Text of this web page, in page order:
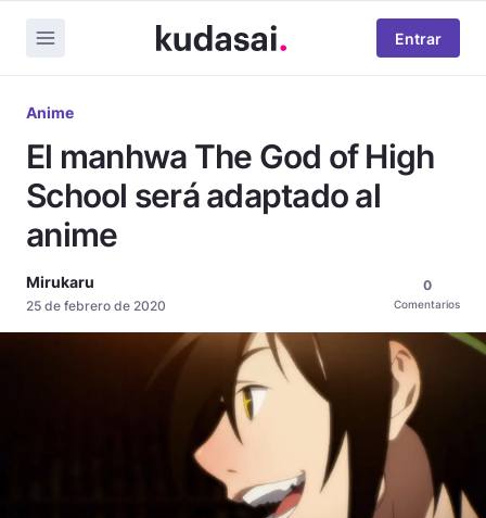
Entrar
Anime
El manhwa The God of High
School será adaptado al
anime
Mirukaru
25 de febrero de 2020
0
Comentarios